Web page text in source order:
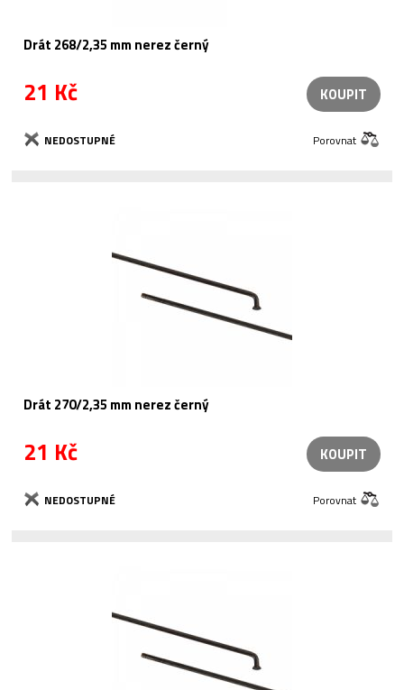
Drát 268/2,35 mm nerez černý
21 Kč KOUPIT
NEDOSTUPNÉ Porovnat
Drát 270/2,35 mm nerez černý
21 Kč KOUPIT
NEDOSTUPNÉ Porovnat